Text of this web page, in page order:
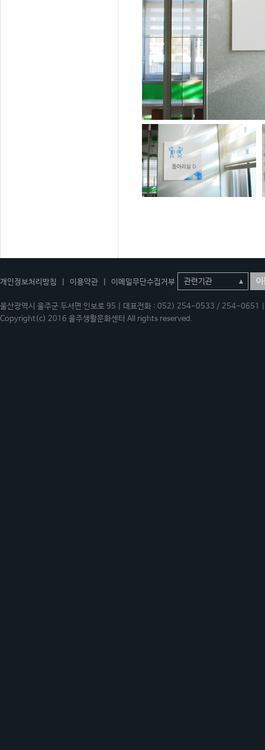
개인정보처리방침 이용약관 이메일무단수집거부 이
울산광역시 울주군 두서면 인보로 95 | 대표전화 : 052) 254-0533 / 254-
Copyright(c) 2016 울주생활문화센터 All rights reserved.